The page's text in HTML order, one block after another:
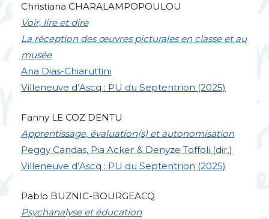
Christiana CHARALAMPOPOULOU
Voir, lire et dire
La réception des œuvres picturales en classe et au
musée
Ana Dias-Chiaruttini
Villeneuve d’Ascq : PU du Septentrion (2025)
Fanny LE COZ DENTU
Apprentissage, évaluation(s) et autonomisation
Peggy Candas, Pia Acker & Denyze Toffoli (dir.)
Villeneuve d’Ascq : PU du Septentrion (2025)
Pablo BUZNIC-BOURGEACQ
Psychanalyse et éducation